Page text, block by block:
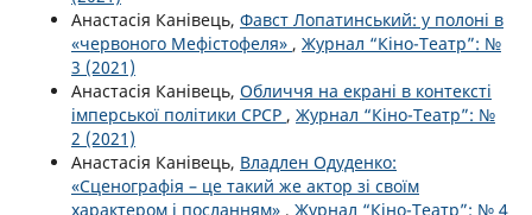
Анастасія Канівець, Фавст Лопатинський: у полоні в
«червоного Мефістофеля» , Журнал “Кіно-Театр”: №
3 (2021)
Анастасія Канівець, Обличчя на екрані в контексті
імперської політики СРСР , Журнал “Кіно-Театр”: №
2 (2021)
Анастасія Канівець, Владлен Одуденко:
«Сценографія – це такий же актор зі своїм
характером і посланням» , Журнал “Кіно-Театр”: № 4